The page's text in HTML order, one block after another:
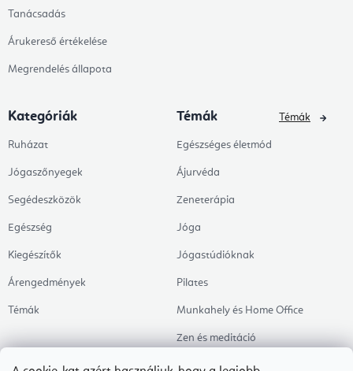
Tanácsadás
Árukereső értékelése
Megrendelés állapota
Kategóriák
Ruházat
Jógaszőnyegek
Segédeszközök
Egészség
Kiegészítők
Árengedmények
Témák
Témák
Egészséges életmód
Ájurvéda
Zeneterápia
Jóga
Jógastúdióknak
Pilates
Munkahely és Home Office
Zen és meditáció
Aromaterápia
Témák